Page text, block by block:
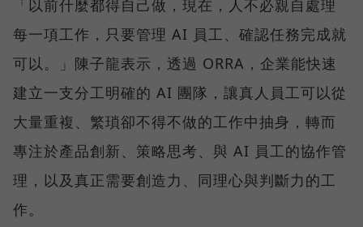
「以前什麼都得自己做，現在，人不必親自處理
每一項工作，只要管理 AI 員工、確認任務完成就
可以。」陳子龍表示，透過 ORRA，企業能快速
建立一支分工明確的 AI 團隊，讓真人員工可以從
大量重複、繁瑣卻不得不做的工作中抽身，轉而
專注於產品創新、策略思考、與 AI 員工的協作管
理，以及真正需要創造力、同理心與判斷力的工
作。